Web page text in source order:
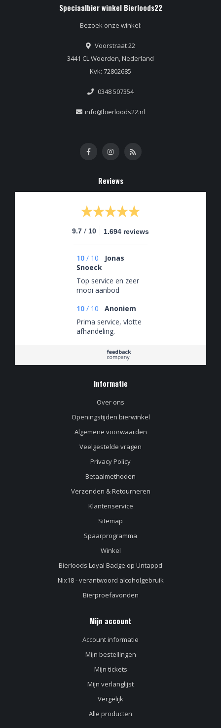
Speciaalbier winkel Bierloods22
Bezoek onze winkel:
Voorstraat 22
3441 CL Woerden, Nederland
Kvk: 72802685
0348 507354
info@bierloods22.nl
Reviews
9.7 / 10 1.694 reviews
10 / 10
Jonas
Snoeck
Top service en zeer
mooi aanbod
10 / 10
Anoniem
Prima service, vlotte
afhandeling.
Informatie
Over ons
Openingstijden bierwinkel
Algemene voorwaarden
Veelgestelde vragen
Privacy Policy
Betaalmethoden
Verzenden & Retourneren
Klantenservice
Sitemap
Spaarprogramma
Winkel
Bierloods Loyal Badge op Untappd
Nix18 - verantwoord alcoholgebruik
Bierproefavonden
Mijn account
Account informatie
Mijn bestellingen
Mijn tickets
Mijn verlanglijst
Vergelijk
Alle producten